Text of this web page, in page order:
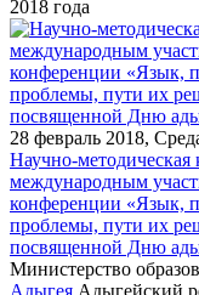
2018 года
28 февраль 2018,
Научно-методическая
международным
конференции «Язык,
проблемы, пути их
посвященной Дню
Министерство
Адыгея Адыгейский